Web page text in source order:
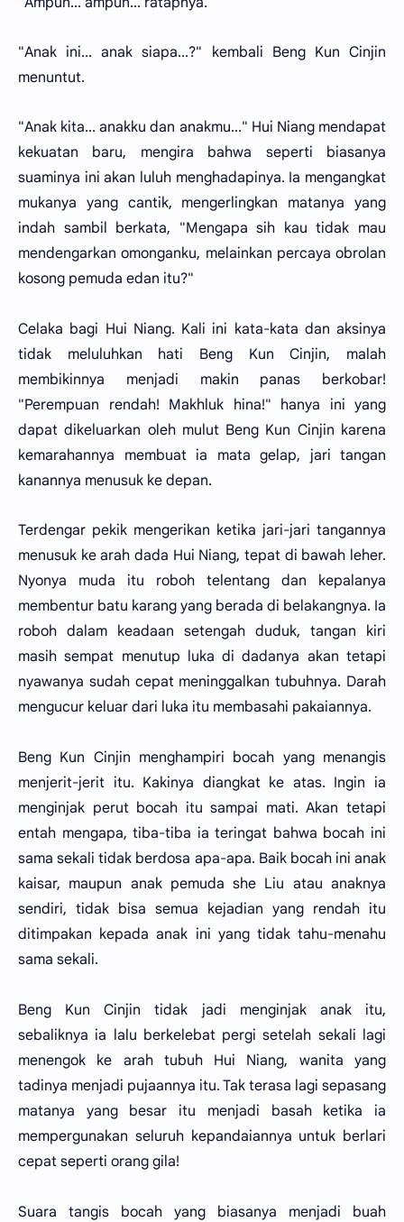
"Anak ini... anak siapa...?" kembali Beng Kun Cinjin
menuntut.
"Anak kita... anakku dan anakmu..." Hui Niang mendapat
kekuatan baru, mengira bahwa seperti biasanya
suaminya ini akan luluh menghadapinya. Ia mengangkat
mukanya yang cantik, mengerlingkan matanya yang
indah sambil berkata, "Mengapa sih kau tidak mau
mendengarkan omonganku, melainkan percaya obrolan
kosong pemuda edan itu?"
Celaka bagi Hui Niang. Kali ini kata-kata dan aksinya
tidak meluluhkan hati Beng Kun Cinjin, malah
membikinnya menjadi makin panas berkobar!
"Perempuan rendah! Makhluk hina!" hanya ini yang
dapat dikeluarkan oleh mulut Beng Kun Cinjin karena
kemarahannya membuat ia mata gelap, jari tangan
kanannya menusuk ke depan.
Terdengar pekik mengerikan ketika jari-jari tangannya
menusuk ke arah dada Hui Niang, tepat di bawah leher.
Nyonya muda itu roboh telentang dan kepalanya
membentur batu karang yang berada di belakangnya. Ia
roboh dalam keadaan setengah duduk, tangan kiri
masih sempat menutup luka di dadanya akan tetapi
nyawanya sudah cepat meninggalkan tubuhnya. Darah
mengucur keluar dari luka itu membasahi pakaiannya.
Beng Kun Cinjin menghampiri bocah yang menangis
menjerit-jerit itu. Kakinya diangkat ke atas. Ingin ia
menginjak perut bocah itu sampai mati. Akan tetapi
entah mengapa, tiba-tiba ia teringat bahwa bocah ini
sama sekali tidak berdosa apa-apa. Baik bocah ini anak
kaisar, maupun anak pemuda she Liu atau anaknya
sendiri, tidak bisa semua kejadian yang rendah itu
ditimpakan kepada anak ini yang tidak tahu-menahu
sama sekali.
Beng Kun Cinjin tidak jadi menginjak anak itu,
sebaliknya ia lalu berkelebat pergi setelah sekali lagi
menengok ke arah tubuh Hui Niang, wanita yang
tadinya menjadi pujaannya itu. Tak terasa lagi sepasang
matanya yang besar itu menjadi basah ketika ia
mempergunakan seluruh kepandaiannya untuk berlari
cepat seperti orang gila!
Suara tangis bocah yang biasanya menjadi buah